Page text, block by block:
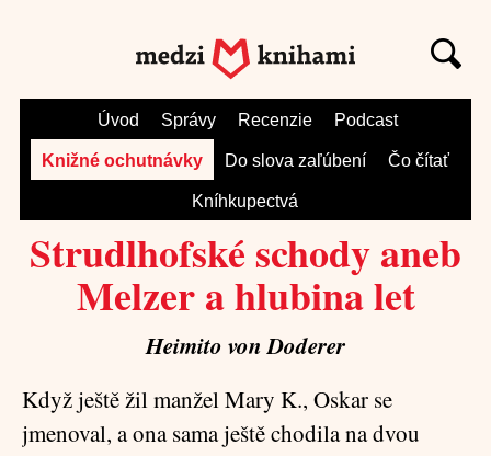
Úvod Správy Recenzie Podcast
Knižné ochutnávky Do slova zaľúbení Čo čítať
Kníhkupectvá
Strudlhofské schody aneb
Melzer a hlubina let
Heimito von Doderer
Když ještě žil manžel Mary K., Oskar se
jmenoval, a ona sama ještě chodila na dvou